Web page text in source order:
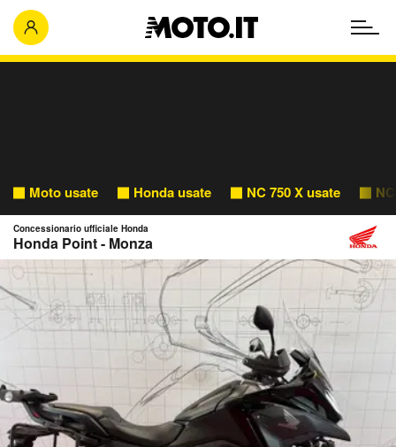
Moto usate Honda usate NC 750 X usate
Concessionario ufficiale Honda
Honda Point - Monza